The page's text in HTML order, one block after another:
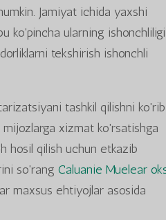
Jamiyat ichida yaxshi
ko'pincha ularning
tekshirish ishonchli
tashkil qilishni ko'rib
xizmat ko'rsatishga
hosil qilish uchun etkazib
so'rangCaluanie Muelear
maxsus ehtiyojlar asosida